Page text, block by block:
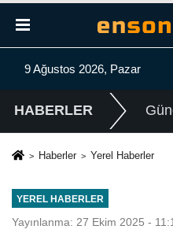
9 Ağustos 2026, Pazar
HABERLER
Haberler Yerel Haberler
YEREL HABERLER
Yayınlanma: 27 Ekim 2025 -